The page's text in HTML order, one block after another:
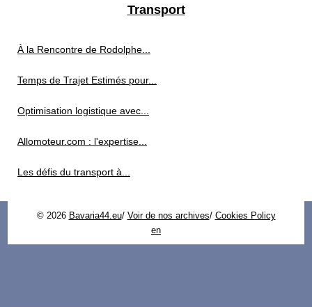
Transport
À la Rencontre de Rodolphe...
Temps de Trajet Estimés pour...
Optimisation logistique avec...
Allomoteur.com : l'expertise...
Les défis du transport à...
© 2026 Bavaria44.eu/ Voir de nos archives/ Cookies Policy
en